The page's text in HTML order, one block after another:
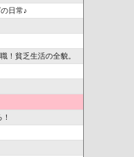
日常♪
！貧乏生活の全貌。